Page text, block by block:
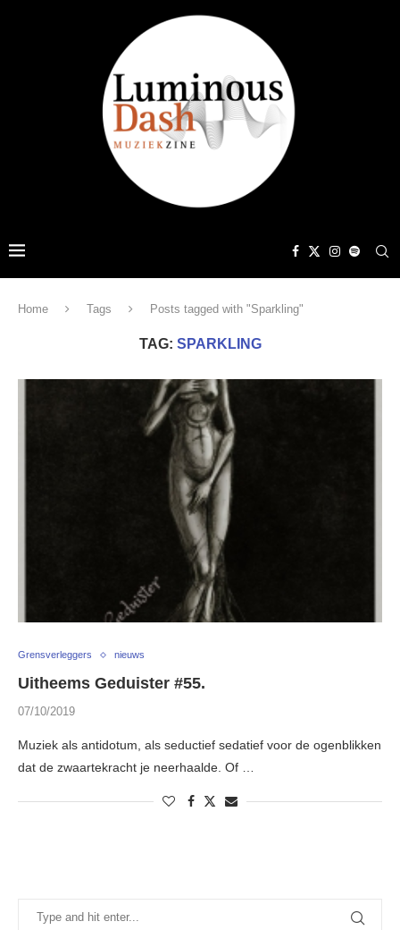
Home Tags Posts tagged with "Sparkling"
TAG: SPARKLING
Grensverleggers nieuws
Uitheems Geduister #55.
07/10/2019
Muziek als antidotum, als seductief sedatief voor de ogenblikken
dat de zwaartekracht je neerhaalde. Of …